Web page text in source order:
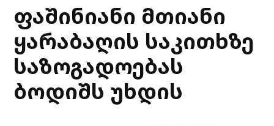
ფაშინიანი მთიანი
ყარაბაღის საკითხზე
საზოგადოებას
ბოდიშს უხდის